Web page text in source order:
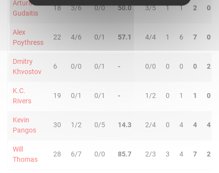
Arturas
Gudaitis
18 3/6 0/0 50.0 3/5 1 1 2 0
Alex
Poythress
22 4/6 0/1 57.1 4/4 1 6 7 0
Dmitry
Khvostov
6 0/0 0/1 - 0/0 0 0 0 2
K.C.
Rivers
19 0/1 0/1 - 1/2 0 1 1 0
Kevin
Pangos
30 1/2 0/5 14.3 2/4 0 4 4 4
Will
Thomas
28 6/7 0/0 85.7 2/3 3 4 7 2